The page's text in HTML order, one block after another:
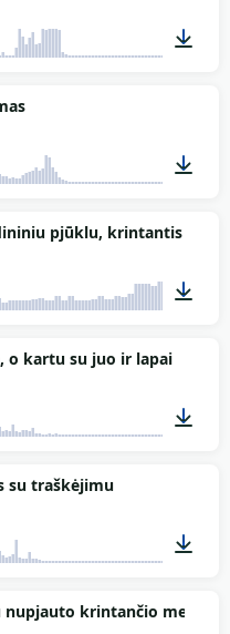
00:14
pjūklu, krintantis
00:28
o kartu su juo ir lapai
su traškėjimu
00:05
krintančio medžio